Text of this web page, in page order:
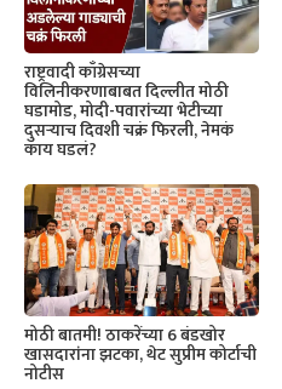
राष्ट्रवादी काँग्रेसच्या
विलिनीकरणाबाबत दिल्लीत मोठी
घडामोड, मोदी-पवारांच्या भेटीच्या
दुसऱ्याच दिवशी चक्रं फिरली, नेमकं
काय घडलं?
मोठी बातमी! ठाकरेंच्या 6 बंडखोर
खासदारांना झटका, थेट सुप्रीम कोर्टाची
नोटीस